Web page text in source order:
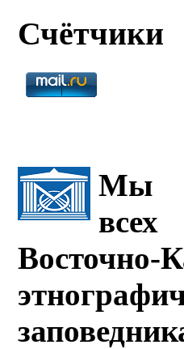
Счётчики
Мы
Восточно-